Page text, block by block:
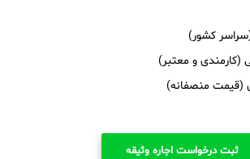
کشور)
(کارمندی و معتبر)
(قیمت منصفانه)
ثبت درخواست اجاره وثیقه